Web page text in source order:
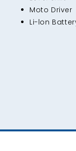
Moto Driver
Li-lon